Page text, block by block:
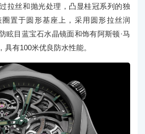
拉丝和抛光处理，凸显桂冠系列的独
置于圆形基座上，采用圆形拉丝润
眩目蓝宝石水晶镜面和饰有阿斯顿·马
具有100米优良防水性能。